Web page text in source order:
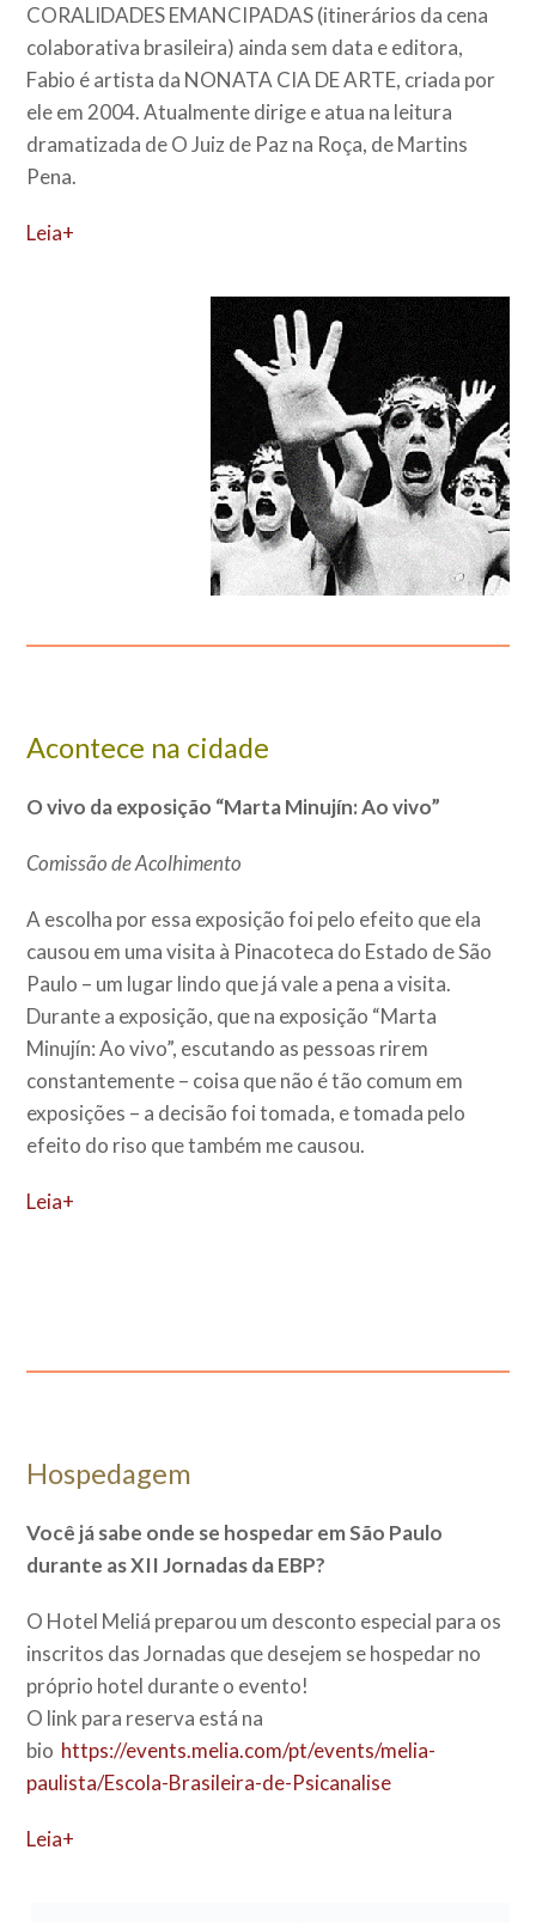
CORALIDADES EMANCIPADAS (itinerários da cena
colaborativa brasileira) ainda sem data e editora,
Fabio é artista da NONATA CIA DE ARTE, criada por
ele em 2004. Atualmente dirige e atua na leitura
dramatizada de O Juiz de Paz na Roça, de Martins
Pena.
Leia+
Acontece na cidade
O vivo da exposição “Marta Minujín: Ao vivo”
Comissão de Acolhimento
A escolha por essa exposição foi pelo efeito que ela
causou em uma visita à Pinacoteca do Estado de São
Paulo – um lugar lindo que já vale a pena a visita.
Durante a exposição, que na exposição “Marta
Minujín: Ao vivo”, escutando as pessoas rirem
constantemente – coisa que não é tão comum em
exposições – a decisão foi tomada, e tomada pelo
efeito do riso que também me causou.
Leia+
Hospedagem
Você já sabe onde se hospedar em São Paulo
durante as XII Jornadas da EBP?
O Hotel Meliá preparou um desconto especial para os
inscritos das Jornadas que desejem se hospedar no
próprio hotel durante o evento!
O link para reserva está na
bio https://events.melia.com/pt/events/melia-
paulista/Escola-Brasileira-de-Psicanalise
Leia+